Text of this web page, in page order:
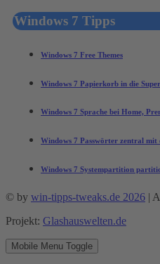
Windows 7 Tipps
Windows 7 Free Themes
Windows 7 Papierkorb in die
Windows 7 Sprache bei Home,
Windows 7 Passwörter zentral mit
Windows 7 Systempartition
© by win-tipps-tweaks.de 2026 |
Projekt: Glashauswelten.de
Mobile Menu Toggle